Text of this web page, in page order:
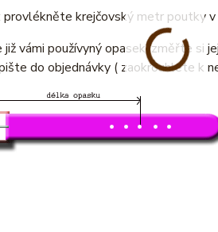
provlékněte krejčovský metr poutky
vámi používyný opasek, změřte si
do objednávky ( zaokrouhlete k